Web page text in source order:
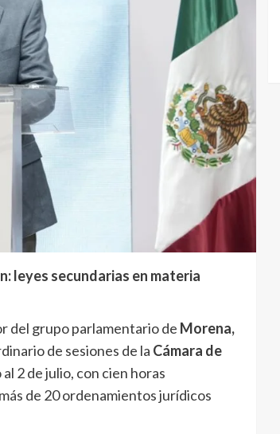
secundarias en materia
del grupo parlamentario de Morena,
de sesiones de la Cámara de
2 de julio, con cien horas
de 20 ordenamientos jurídicos